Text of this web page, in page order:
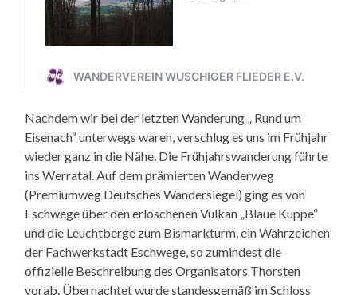
Nachdem wir bei der letzten Wanderung „ Rund um
Eisenach“ unterwegs waren, verschlug es uns im Frühjahr
wieder ganz in die Nähe. Die Frühjahrswanderung führte
ins Werratal. Auf dem prämierten Wanderweg
(Premiumweg Deutsches Wandersiegel) ging es von
Eschwege über den erloschenen Vulkan „Blaue Kuppe“
und die Leuchtberge zum Bismarkturm, ein Wahrzeichen
der Fachwerkstadt Eschwege, so zumindest die
offizielle Beschreibung des Organisators Thorsten
vorab. Übernachtet wurde standesgemäß im Schloss